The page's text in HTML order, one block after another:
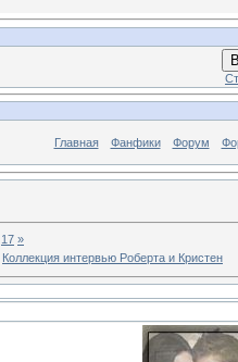
Главная Фанфики Форум
17 »
Коллекция интервью Роберта и Кристен